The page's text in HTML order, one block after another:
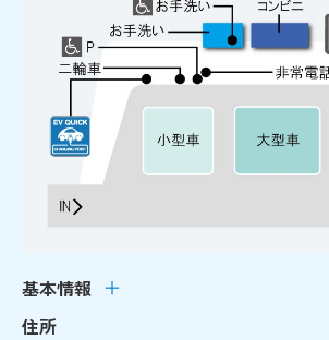
基本情報
住所